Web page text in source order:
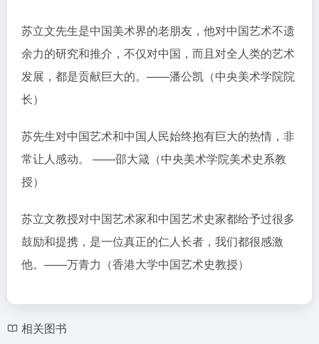
苏立文先生是中国美术界的老朋友，他对中国艺术不遗
余力的研究和推介，不仅对中国，而且对全人类的艺术
发展，都是贡献巨大的。——潘公凯（中央美术学院院
长）
苏先生对中国艺术和中国人民始终抱有巨大的热情，非
常让人感动。 ——邵大箴（中央美术学院美术史系教
授）
苏立文教授对中国艺术家和中国艺术史家都给予过很多
鼓励和提携，是一位真正的仁人长者，我们都很感激
他。——万青力（香港大学中国艺术史教授）
相关图书